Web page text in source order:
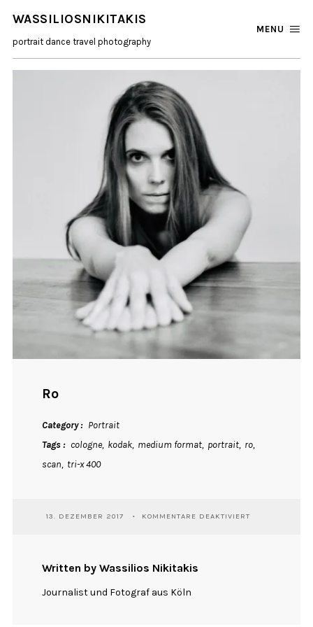
WASSILIOSNIKITAKIS
portrait dance travel photography
MENU
Ro
Category
Portrait
Tags
cologne kodak medium format portrait ro
scan tri-x 400
13. DEZEMBER 2017 KOMMENTARE DEAKTIVIERTFÜR
Written by Wassilios Nikitakis
Journalist und Fotograf aus Köln